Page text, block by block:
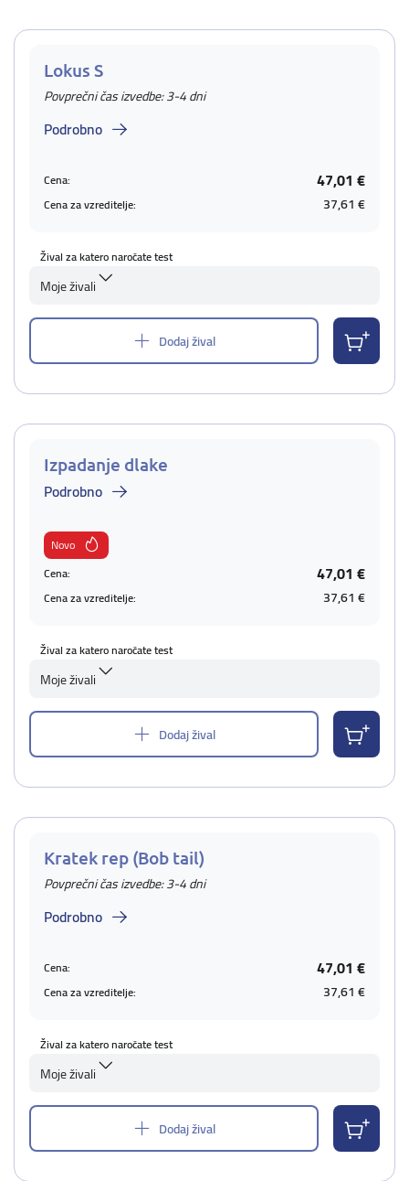
Lokus S
Povprečni čas izvedbe: 3-4 dni
Podrobno
Cena: 47,01 €
Cena za vzreditelje: 37,61 €
Žival za katero naročate test
Moje živali
Dodaj žival
Izpadanje dlake
Podrobno
Novo
Cena:
47,01 €
Cena za vzreditelje: 37,61 €
Žival za katero naročate test
Moje živali
Dodaj žival
Kratek rep (Bob tail)
Povprečni čas izvedbe: 3-4 dni
Podrobno
Cena: 47,01 €
Cena za vzreditelje: 37,61 €
Žival za katero naročate test
Moje živali
Dodaj žival